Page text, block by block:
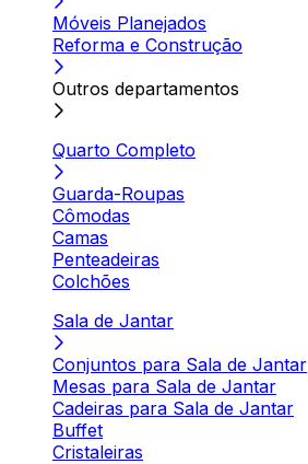
Móveis Planejados
Reforma e Construção
Outros departamentos
Quarto Completo
Guarda-Roupas
Cômodas
Camas
Penteadeiras
Colchões
Sala de Jantar
Conjuntos para Sala de Jantar
Mesas para Sala de Jantar
Cadeiras para Sala de Jantar
Buffet
Cristaleiras